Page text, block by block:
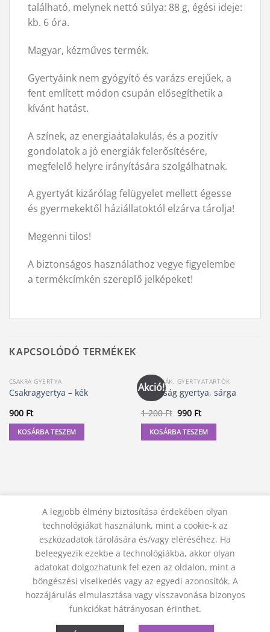
található, melynek nettó súlya: 88 g, égési ideje:
kb. 6 óra.
Magyar, kézműves termék.
Gyertyáink nem gyógyító és varázs erejűek, a
fent említett módon csupán elősegíthetik a
kívánt hatást.
A színek, az energiaátalakulás, és a pozitív
gondolatok a jó energiák felerősítésére,
megfelelő helyre irányítására szolgálhatnak.
A gyertyát kizárólag felügyelet mellett égesse
és gyermekektől háziállatoktól elzárva tárolja!
Megenni tilos!
A biztonságos használathoz vegye figyelembe
a termékcímkén szereplő jelképeket!
KAPCSOLÓDÓ TERMÉKEK
CSAKRA GYERTYA
Csakragyertya – kék
900 Ft
KOSÁRBA TESZEM
Akció!
GYERTYÁK, GYERTYATARTÓK
Kívánság gyertya, sárga
1 200Ft Original
was:
1
200 Ft.
990 FtCurrent
is:
990 Ft.
KOSÁRBA TESZEM
KAPCSOLAT ADATVÉDELMI NYILATKOZAT
ÁSZF
JOGI NYILATKOZAT
SZÁLLÍTÁSI FELTÉTELEK
ELÁLLÁS A SZERZŐDÉSTŐL
© 2012 - 2026 Trigon 9000 Kft.
A legjobb élmény biztosítása érdekében olyan
technológiákat használunk, mint a cookie-k az
eszközadatok tárolására és/vagy eléréséhez. Ha
beleegyezik ezekbe a technológiákba, akkor olyan
adatokat dolgozhatunk fel ezen az oldalon, mint a
böngészési viselkedés vagy az egyedi azonosítók. A
hozzájárulás elmulasztása vagy visszavonása bizonyos
funkciókat hátrányosan érinthet.